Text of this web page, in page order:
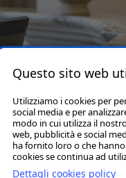
Questo sito web
Utilizziamo i cookies per
social media e per
modo in cui utilizza il
web, pubblicità e social
ha fornito loro o che
cookies se continua ad
Dettagli cookies policy